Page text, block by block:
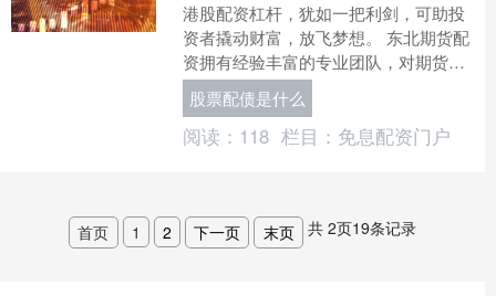
港股配资杠杆，犹如一把利剑，可助投
资者撬动财富，放飞梦想。 东北期货配
资拥有经验丰富的专业团队，对期货市
场有着深入的了解和精准的把控。他们
提供全方位的咨询和指导....
股票配债是什么
阅读： 118 栏目： 免息配资门户
首页 1 2 下一页 末页 共 2页19条记录